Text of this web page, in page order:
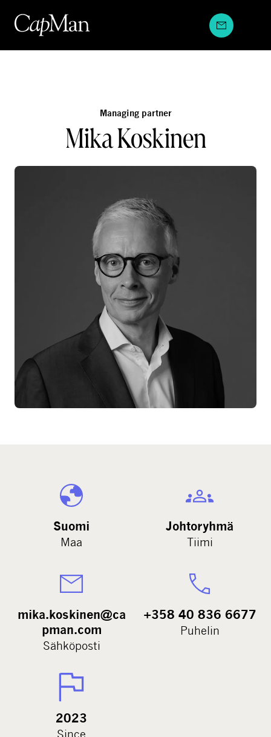
sisältöön
Managing partner
Mika Koskinen
Suomi
Maa
Johtoryhmä
Tiimi
mika.koskinen@ca
pman.com
Sähköposti
+358 40 836 6677
Puhelin
2023
Since